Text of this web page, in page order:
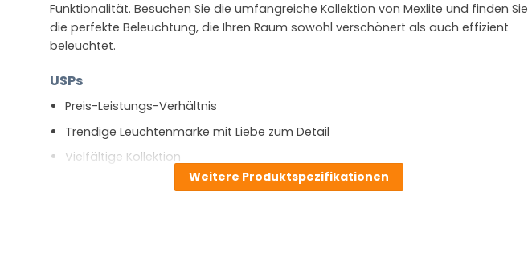
Funktionalität. Besuchen Sie die umfangreiche Kollektion von Mexlite und finden Sie
die perfekte Beleuchtung, die Ihren Raum sowohl verschönert als auch effizient
beleuchtet.
USPs
Preis-Leistungs-Verhältnis
Trendige Leuchtenmarke mit Liebe zum Detail
Vielfältige Kollektion
Stellen Sie eine Frage zu diesem Produkt.
Weitere Produktspezifikationen